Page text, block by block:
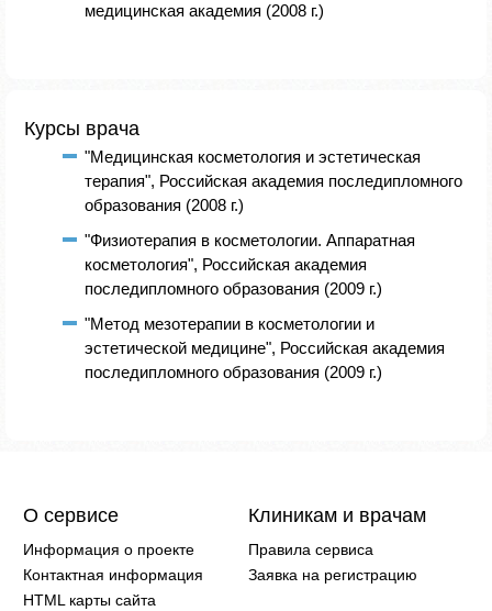
медицинская академия (2008 г.)
Курсы врача
"Медицинская косметология и эстетическая
терапия", Российская академия последипломного
образования (2008 г.)
"Физиотерапия в косметологии. Аппаратная
косметология", Российская академия
последипломного образования (2009 г.)
"Метод мезотерапии в косметологии и
эстетической медицине", Российская академия
последипломного образования (2009 г.)
О сервисе
Информация о проекте
Контактная информация
HTML карты сайта
Клиникам и врачам
Правила сервиса
Заявка на регистрацию